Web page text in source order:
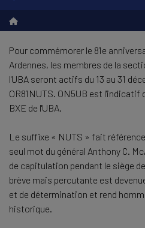
Pour commémorer le 81e
Ardennes, les membres de la
l'UBA seront actifs du 13 au 31
OR81NUTS. ON5UB est l'indicatif
BXE de l'UBA.
Le suffixe « NUTS » fait
seul mot du général Anthony C.
de capitulation pendant le siège
brève mais percutante est
et de détermination et rend
historique.